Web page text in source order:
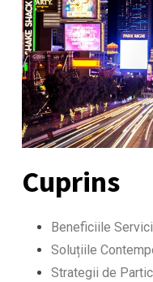
Cuprins
Beneficiile
Soluțiile
Strategii de